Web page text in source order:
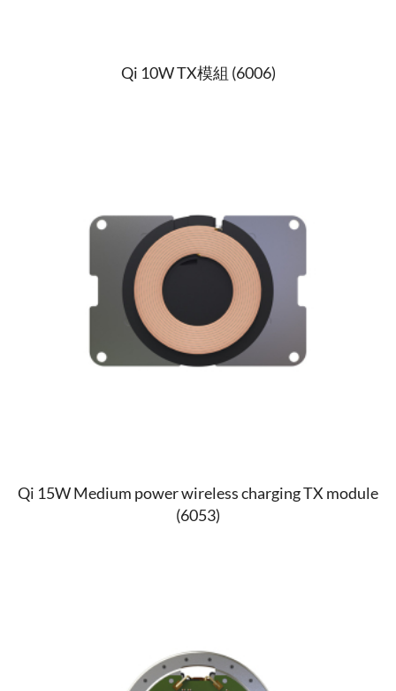
Qi 10W TX模組 (6006)
Qi 15W Medium power wireless charging TX module
(6053)